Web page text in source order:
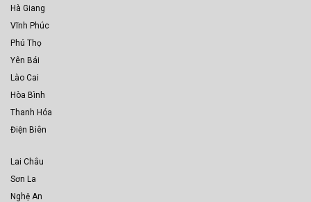
Hà Giang
Vĩnh Phúc
Phú Thọ
Yên Bái
Lào Cai
Hòa Bình
Thanh Hóa
Điện Biên
Lai Châu
Sơn La
Nghệ An